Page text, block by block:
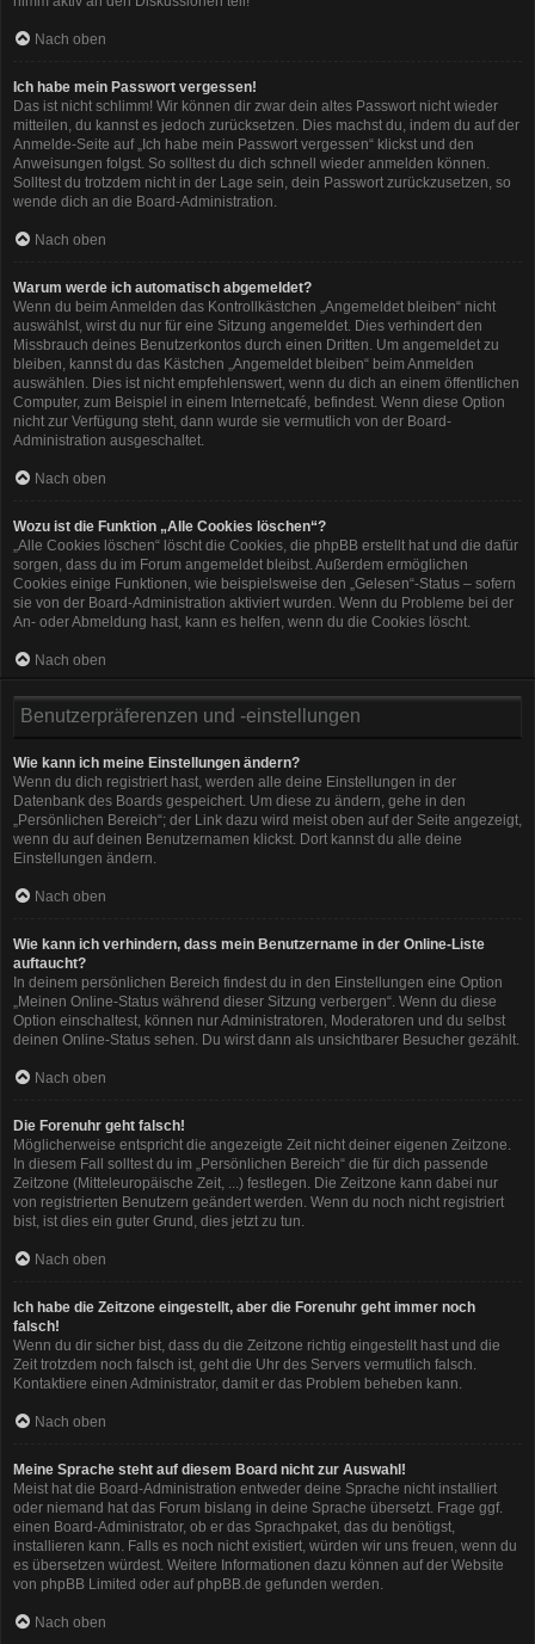
Nach oben
Ich habe mein Passwort vergessen!
Das ist nicht schlimm! Wir können dir zwar dein altes Passwort nicht wieder
mitteilen, du kannst es jedoch zurücksetzen. Dies machst du, indem du auf der
Anmelde-Seite auf „Ich habe mein Passwort vergessen“ klickst und den
Anweisungen folgst. So solltest du dich schnell wieder anmelden können.
Solltest du trotzdem nicht in der Lage sein, dein Passwort zurückzusetzen, so
wende dich an die Board-Administration.
Nach oben
Warum werde ich automatisch abgemeldet?
Wenn du beim Anmelden das Kontrollkästchen „Angemeldet bleiben“ nicht
auswählst, wirst du nur für eine Sitzung angemeldet. Dies verhindert den
Missbrauch deines Benutzerkontos durch einen Dritten. Um angemeldet zu
bleiben, kannst du das Kästchen „Angemeldet bleiben“ beim Anmelden
auswählen. Dies ist nicht empfehlenswert, wenn du dich an einem öffentlichen
Computer, zum Beispiel in einem Internetcafé, befindest. Wenn diese Option
nicht zur Verfügung steht, dann wurde sie vermutlich von der Board-
Administration ausgeschaltet.
Nach oben
Wozu ist die Funktion „Alle Cookies löschen“?
„Alle Cookies löschen“ löscht die Cookies, die phpBB erstellt hat und die dafür
sorgen, dass du im Forum angemeldet bleibst. Außerdem ermöglichen
Cookies einige Funktionen, wie beispielsweise den „Gelesen“-Status – sofern
sie von der Board-Administration aktiviert wurden. Wenn du Probleme bei der
An- oder Abmeldung hast, kann es helfen, wenn du die Cookies löscht.
Nach oben
Benutzerpräferenzen und -einstellungen
Wie kann ich meine Einstellungen ändern?
Wenn du dich registriert hast, werden alle deine Einstellungen in der
Datenbank des Boards gespeichert. Um diese zu ändern, gehe in den
„Persönlichen Bereich“; der Link dazu wird meist oben auf der Seite angezeigt,
wenn du auf deinen Benutzernamen klickst. Dort kannst du alle deine
Einstellungen ändern.
Nach oben
Wie kann ich verhindern, dass mein Benutzername in der Online-Liste
auftaucht?
In deinem persönlichen Bereich findest du in den Einstellungen eine Option
„Meinen Online-Status während dieser Sitzung verbergen“. Wenn du diese
Option einschaltest, können nur Administratoren, Moderatoren und du selbst
deinen Online-Status sehen. Du wirst dann als unsichtbarer Besucher gezählt.
Nach oben
Die Forenuhr geht falsch!
Möglicherweise entspricht die angezeigte Zeit nicht deiner eigenen Zeitzone.
In diesem Fall solltest du im „Persönlichen Bereich“ die für dich passende
Zeitzone (Mitteleuropäische Zeit, ...) festlegen. Die Zeitzone kann dabei nur
von registrierten Benutzern geändert werden. Wenn du noch nicht registriert
bist, ist dies ein guter Grund, dies jetzt zu tun.
Nach oben
Ich habe die Zeitzone eingestellt, aber die Forenuhr geht immer noch
falsch!
Wenn du dir sicher bist, dass du die Zeitzone richtig eingestellt hast und die
Zeit trotzdem noch falsch ist, geht die Uhr des Servers vermutlich falsch.
Kontaktiere einen Administrator, damit er das Problem beheben kann.
Nach oben
Meine Sprache steht auf diesem Board nicht zur Auswahl!
Meist hat die Board-Administration entweder deine Sprache nicht installiert
oder niemand hat das Forum bislang in deine Sprache übersetzt. Frage ggf.
einen Board-Administrator, ob er das Sprachpaket, das du benötigst,
installieren kann. Falls es noch nicht existiert, würden wir uns freuen, wenn du
es übersetzen würdest. Weitere Informationen dazu können auf der Website
von phpBB Limited oder auf phpBB.de gefunden werden.
Nach oben